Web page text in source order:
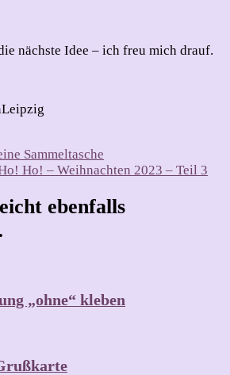
nächste Idee – ich freu mich drauf.
Sammeltasche
Ho! – Weihnachten 2023 – Teil 3
ebenfalls
„ohne“ kleben